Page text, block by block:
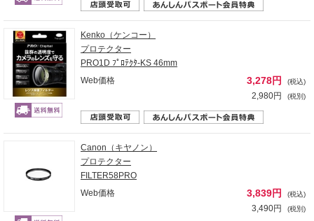
Kenko（ケンコー）
プロテクター
PRO1D ﾌﾟﾛﾃｸﾀ-KS 46mm
Web価格
3,278円 (税込)
2,980円 (税別)
Canon（キヤノン）
プロテクター
FILTER58PRO
Web価格
3,839円 (税込)
3,490円 (税別)